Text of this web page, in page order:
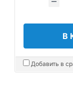
В
Добавить в